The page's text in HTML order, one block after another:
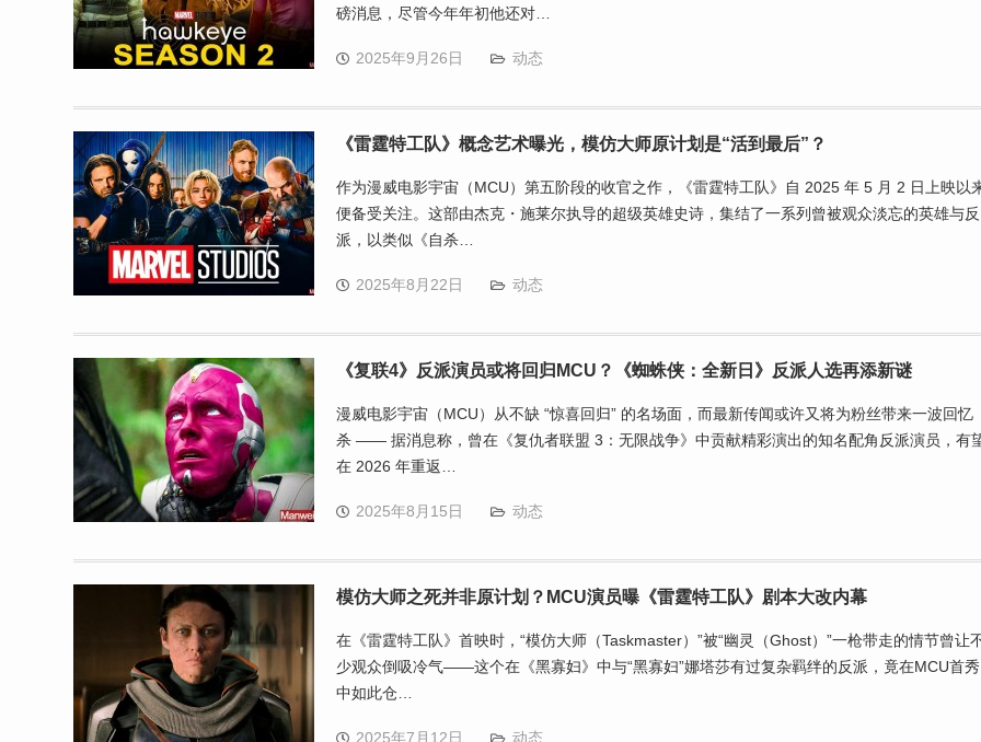
磅消息，尽管今年年初他还对…
2025年9月26日 动态
《雷霆特工队》概念艺术曝光，模仿大师原计划是“活到最后”？
作为漫威电影宇宙（MCU）第五阶段的收官之作，《雷霆特工队》自 2025 年 5 月 2 日上映以
便备受关注。这部由杰克・施莱尔执导的超级英雄史诗，集结了一系列曾被观众淡忘的英雄与反
派，以类似《自杀…
2025年8月22日 动态
《复联4》反派演员或将回归MCU？《蜘蛛侠：全新日》反派人选再添新谜
漫威电影宇宙（MCU）从不缺 “惊喜回归” 的名场面，而最新传闻或许又将为粉丝带来一波回忆
杀 —— 据消息称，曾在《复仇者联盟 3：无限战争》中贡献精彩演出的知名配角反派演员，有
在 2026 年重返…
2025年8月15日 动态
模仿大师之死并非原计划？MCU演员曝《雷霆特工队》剧本大改内幕​
在《雷霆特工队》首映时，“模仿大师（Taskmaster）”被“幽灵（Ghost）”一枪带走的情节曾让
少观众倒吸冷气——这个在《黑寡妇》中与“黑寡妇”娜塔莎有过复杂羁绊的反派，竟在MCU首秀
中如此仓…
2025年7月12日 动态